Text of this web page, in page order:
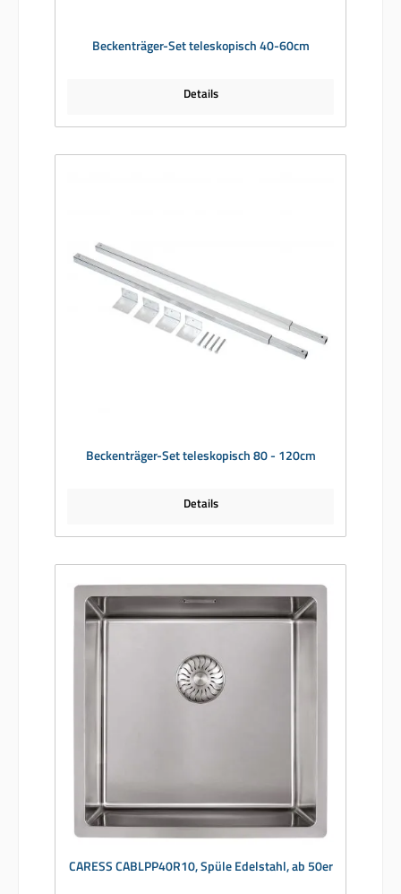
Beckenträger-Set teleskopisch 40-60cm
Details
Beckenträger-Set teleskopisch 80 - 120cm
Details
CARESS CABLPP40R10, Spüle Edelstahl, ab 50er